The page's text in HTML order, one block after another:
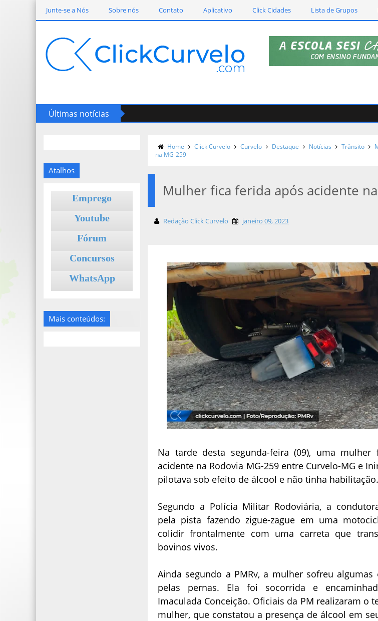
Junte-se a Nós Sobre nós Contato Aplicativo Click Cidades Lista de Grupos
Últimas notícias
Operacional da PMMG: 14ª RPM Apresenta Resultados do 1º Quadrimestre de 2026
Corrente
Atalhos
Emprego
Youtube
Fórum
Concursos
WhatsApp
Mais conteúdos:
Home Click Curvelo Curvelo Destaque Notícias Trânsito
na MG-259
Mulher fica ferida após acidente
Redação Click Curvelo janeiro 09, 2023
Na tarde desta segunda-feira (09), uma
acidente na Rodovia MG-259 entre Curvelo-MG e
pilotava sob efeito de álcool e não tinha habilitação.
Segundo a Polícia Militar Rodoviária, a
pela pista fazendo zigue-zague em uma
colidir frontalmente com uma carreta que
bovinos vivos.
Ainda segundo a PMRv, a mulher sofreu algumas
pelas pernas. Ela foi socorrida e
Imaculada Conceição. Oficiais da PM realizaram o
mulher, que constatou a presença de álcool em